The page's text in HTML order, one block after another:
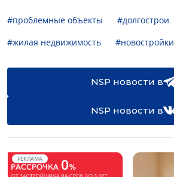
#проблемные объекты
#долгострои
#жилая недвижимость
#новостройки
NSP новости в
NSP новости в
РЕКЛАМА